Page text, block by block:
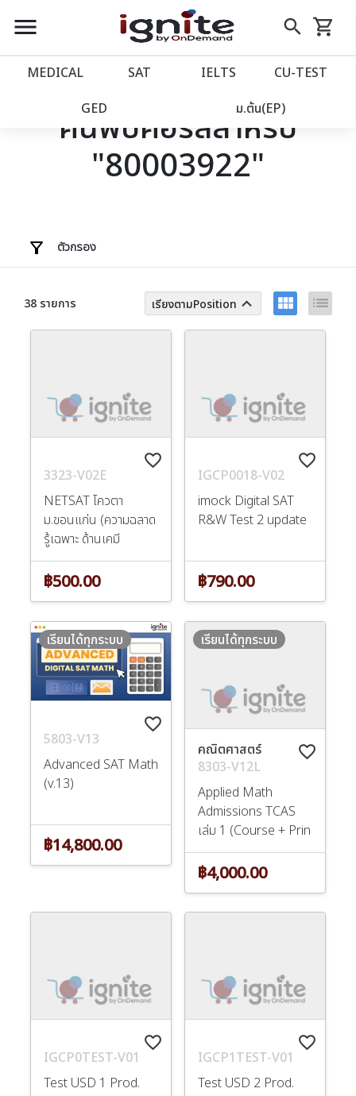
close
account_balance หน้าแรก
เว็บไซต์อิกไนท์
โปรโมชั่น
account_circle เข้าสู่ระบบ
menu search
Skip
to
shopping_cart
รถเข็น
MEDICAL SAT IELTS CU‑TEST
GED ม.ต้น(EP)
ค้นพบคอร์สสำหรับ
"80003922"
ตัวกรอง
38 รายการ เรียงตามPosition keyboard_arrow_up view_module list
favorite_border
3323-V02E
NETSAT โควตา
ม.ขอนแก่น (ความฉลาด
รู้เฉพาะ ด้านเคมี
฿500.00
favorite_border
IGCP0018-V02
imock Digital SAT
R&W Test 2 update
฿790.00
favorite_border
5803-V13
Advanced SAT Math
(v.13)
เรียนได้ทุกระบบ
฿14,800.00
favorite_border
คณิตศาสตร์
8303-V12L
Applied Math
Admissions TCAS
เล่ม 1 (Course + Prin
เรียนได้ทุกระบบ
฿4,000.00
favorite_border
IGCP0TEST-V01
Test USD 1 Prod.
favorite_border
IGCP1TEST-V01
Test USD 2 Prod.